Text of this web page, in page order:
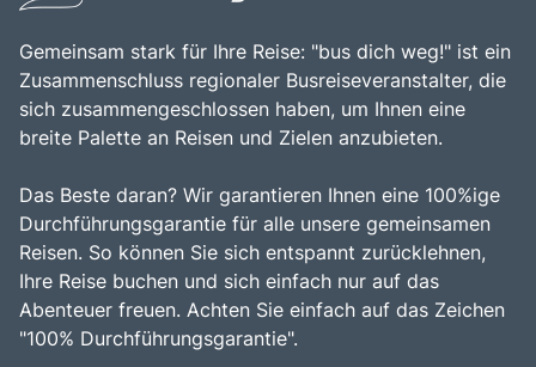
Gemeinsam stark für Ihre Reise: "bus dich weg!" ist ein
Zusammenschluss regionaler Busreiseveranstalter, die
sich zusammengeschlossen haben, um Ihnen eine
breite Palette an Reisen und Zielen anzubieten.
Das Beste daran? Wir garantieren Ihnen eine 100%ige
Durchführungsgarantie für alle unsere gemeinsamen
Reisen. So können Sie sich entspannt zurücklehnen,
Ihre Reise buchen und sich einfach nur auf das
Abenteuer freuen. Achten Sie einfach auf das Zeichen
"100% Durchführungsgarantie".